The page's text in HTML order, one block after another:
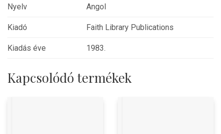
Nyelv Angol
Kiadó Faith Library Publications
Kiadás éve 1983.
Kapcsolódó termékek